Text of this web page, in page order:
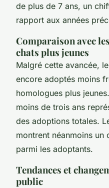
de plus de 7 ans, un
rapport aux années
Comparaison avec
chats plus jeunes
Malgré cette avancée,
encore adoptés moins
homologues plus
moins de trois ans
des adoptions totales.
montrent néanmoins un
parmi les adoptants.
Tendances et
public